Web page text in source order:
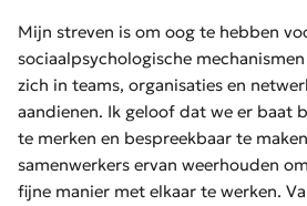
Mijn streven is om oog te hebben
sociaalpsychologische
zich in teams, organisaties en
aandienen. Ik geloof dat we er baat
te merken en bespreekbaar te
samenwerkers ervan weerhouden
fijne manier met elkaar te werken.